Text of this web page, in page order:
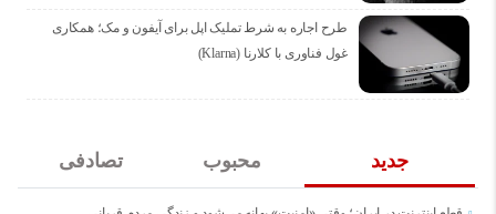
طرح اجاره به شرط تملیک اپل برای آیفون و مک؛ همکاری
غول فناوری با کلارنا (Klarna)
جدید محبوب تصادفی